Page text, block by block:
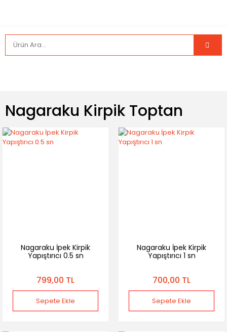
Nagaraku Kirpik Toptan
Nagaraku İpek Kirpik
Yapıştırıcı 0.5 sn
799,00 TL
Sepete Ekle
Nagaraku İpek Kirpik
Yapıştırıcı 1 sn
700,00 TL
Sepete Ekle